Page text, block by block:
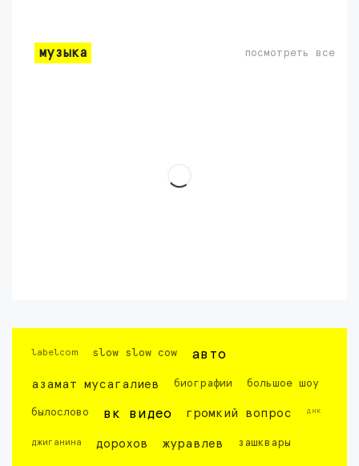
музыка посмотреть все
labelcom slow slow cow авто
азамат мусагалиев биографии большое шоу
былослово вк видео громкий вопрос днк
джиганина дорохов журавлев зашквары